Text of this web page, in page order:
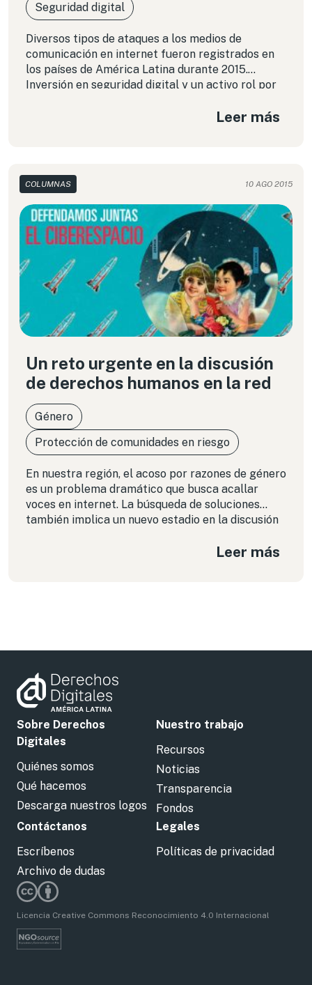
Seguridad digital
Diversos tipos de ataques a los medios de
comunicación en internet fueron registrados en
los países de América Latina durante 2015.
Inversión en seguridad digital y un activo rol por
Leer más
COLUMNAS 10 AGO 2015
Un reto urgente en la discusión
de derechos humanos en la red
Género
Protección de comunidades en riesgo
En nuestra región, el acoso por razones de género
es un problema dramático que busca acallar
voces en internet. La búsqueda de soluciones
también implica un nuevo estadio en la discusión
Leer más
Sobre Derechos
Digitales
Quiénes somos
Qué hacemos
Descarga nuestros logos
Nuestro trabajo
Recursos
Noticias
Transparencia
Fondos
Contáctanos
Escríbenos
Archivo de dudas
Legales
Políticas de privacidad
Licencia Creative Commons Reconocimiento 4.0 Internacional